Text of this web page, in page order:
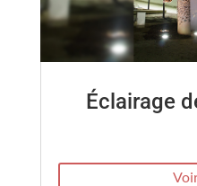
Éclairage